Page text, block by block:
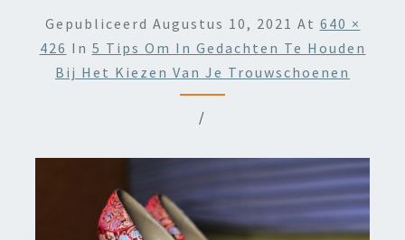
Gepubliceerd Augustus 10, 2021 At 640 ×
426 In 5 Tips Om In Gedachten Te Houden
Bij Het Kiezen Van Je Trouwschoenen
/